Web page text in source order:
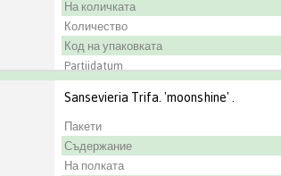
На количката
Количество
Код на упаковката
Partijdatum
Градинар
Sansevieria Trifa. 'moonshine' .
Пакети
Съдержание
На полката